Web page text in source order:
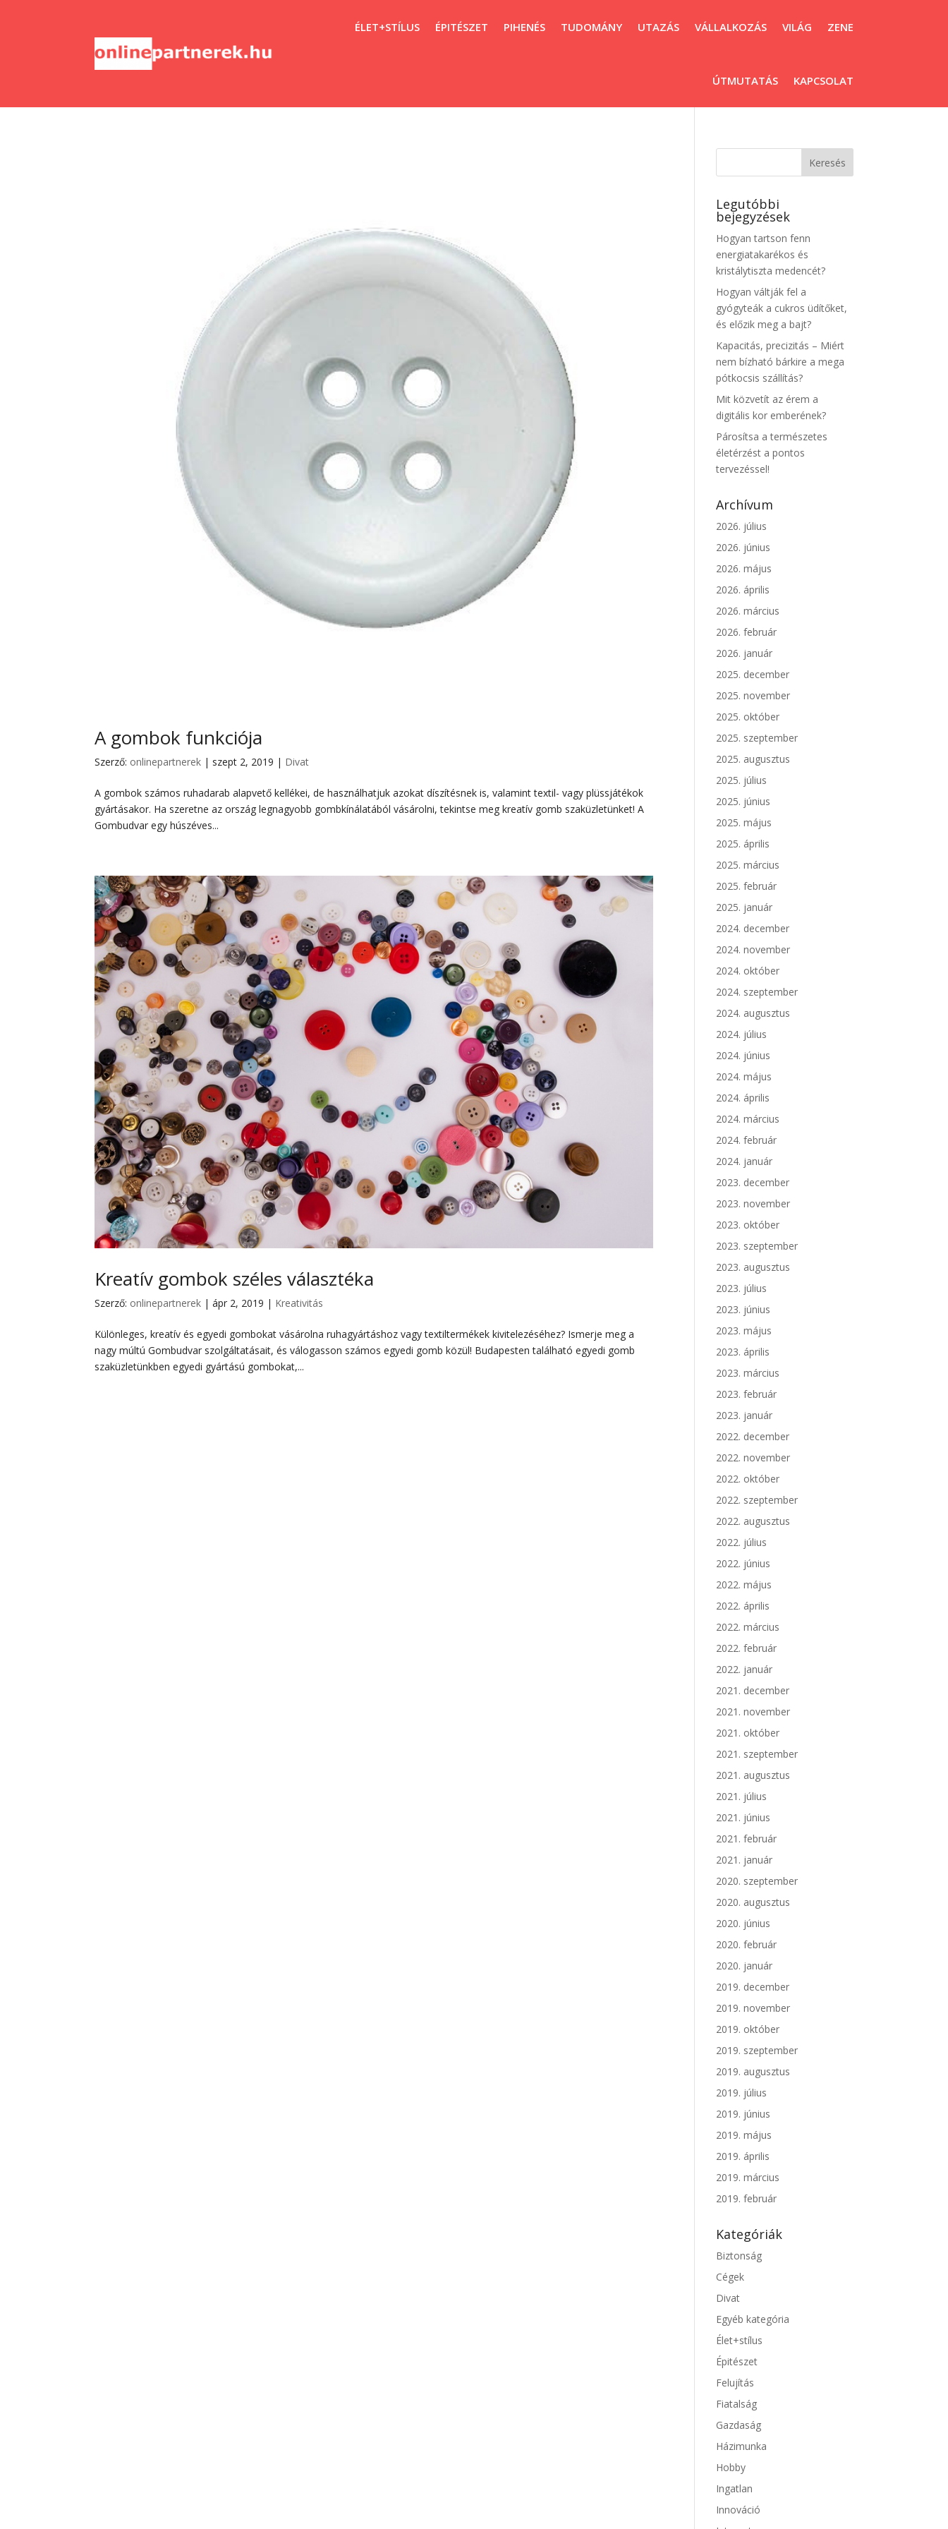
ÉLET+STÍLUS ÉPITÉSZET PIHENÉS TUDOMÁNY UTAZÁS VÁLLALKOZÁS VILÁG ZENE
ÚTMUTATÁS KAPCSOLAT
A gombok funkciója
Szerző: onlinepartnerek | szept 2, 2019 | Divat
A gombok számos ruhadarab alapvető kellékei, de használhatjuk azokat díszítésnek is, valamint textil- vagy plüssjátékok
gyártásakor. Ha szeretne az ország legnagyobb gombkínálatából vásárolni, tekintse meg kreatív gomb szaküzletünket! A
Gombudvar egy húszéves...
Kreatív gombok széles választéka
Szerző: onlinepartnerek |ápr 2, 2019 | Kreativitás
Különleges, kreatív és egyedi gombokat vásárolna ruhagyártáshoz vagy textiltermékek kivitelezéséhez? Ismerje meg a
nagy múltú Gombudvar szolgáltatásait, és válogasson számos egyedi gomb közül! Budapesten található egyedi gomb
szaküzletünkben egyedi gyártású gombokat,...
Legutóbbi
bejegyzések
Hogyan tartson fenn
energiatakarékos és
kristálytiszta medencét?
Hogyan váltják fel a
gyógyteák a cukros üdítőket,
és előzik meg a bajt?
Kapacitás, precizitás – Miért
nem bízható bárkire a mega
pótkocsis szállítás?
Mit közvetít az érem a
digitális kor emberének?
Párosítsa a természetes
életérzést a pontos
tervezéssel!
Archívum
2026. július
2026. június
2026. május
2026. április
2026. március
2026. február
2026. január
2025. december
2025. november
2025. október
2025. szeptember
2025. augusztus
2025. július
2025. június
2025. május
2025. április
2025. március
2025. február
2025. január
2024. december
2024. november
2024. október
2024. szeptember
2024. augusztus
2024. július
2024. június
2024. május
2024. április
2024. március
2024. február
2024. január
2023. december
2023. november
2023. október
2023. szeptember
2023. augusztus
2023. július
2023. június
2023. május
2023. április
2023. március
2023. február
2023. január
2022. december
2022. november
2022. október
2022. szeptember
2022. augusztus
2022. július
2022. június
2022. május
2022. április
2022. március
2022. február
2022. január
2021. december
2021. november
2021. október
2021. szeptember
2021. augusztus
2021. július
2021. június
2021. február
2021. január
2020. szeptember
2020. augusztus
2020. június
2020. február
2020. január
2019. december
2019. november
2019. október
2019. szeptember
2019. augusztus
2019. július
2019. június
2019. május
2019. április
2019. március
2019. február
Kategóriák
Biztonság
Cégek
Divat
Egyéb kategória
Élet+stílus
Épitészet
Felujítás
Fiatalság
Gazdaság
Házimunka
Hobby
Ingatlan
Innováció